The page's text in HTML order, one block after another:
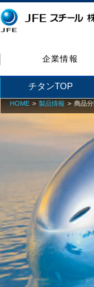
企業情報
チタンTOP
HOME 製品情報 商品